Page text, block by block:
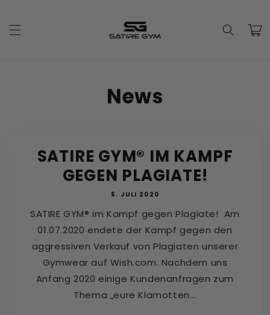
Inhalt
News
SATIRE GYM® IM KAMPF
GEGEN PLAGIATE!
5. JULI 2020
SATIRE GYM® im Kampf gegen Plagiate! Am
01.07.2020 endete der Kampf gegen den
aggressiven Verkauf von Plagiaten unserer
Gymwear auf Wish.com. Nachdem uns
Anfang 2020 einige Kundenanfragen zum
Thema „eure Klamotten...